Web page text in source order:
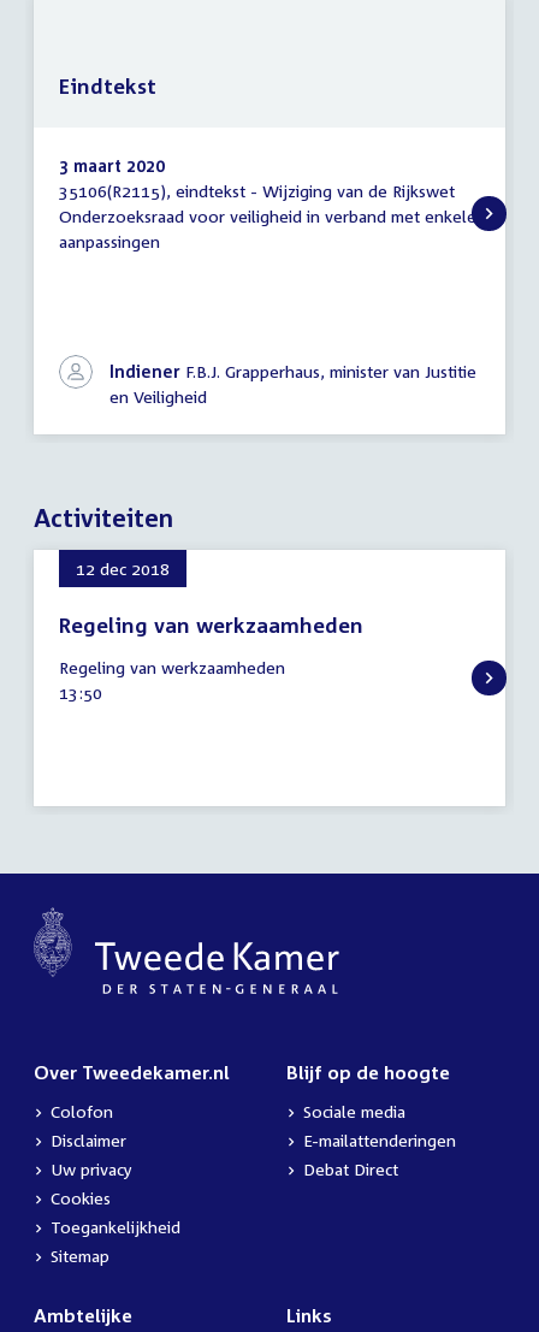
Eindtekst
3 maart 2020
35106(R2115), eindtekst - Wijziging van de Rijkswet
Onderzoeksraad voor veiligheid in verband met enkele
aanpassingen
Indiener F.B.J. Grapperhaus, minister van Justitie
en Veiligheid
Eindtekst
Activiteiten
12 dec 2018
Regeling van werkzaamheden
december
2018
Regeling van werkzaamheden
Tijd
13:50
Over Tweedekamer.nl
Colofon
Disclaimer
Uw privacy
Cookies
Toegankelijkheid
Sitemap
Blijf op de hoogte
Sociale media
E-mailattenderingen
Debat Direct
Ambtelijke
Links